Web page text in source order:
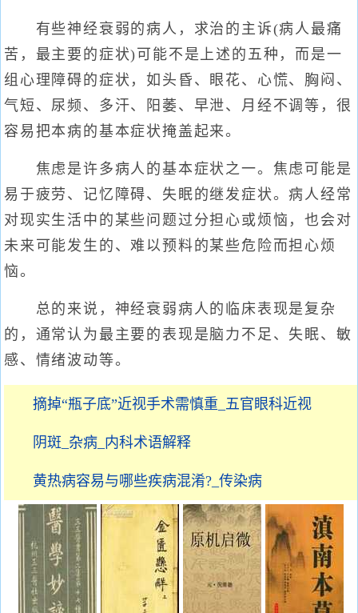
有些神经衰弱的病人，求治的主诉(病人最痛
苦，最主要的症状)可能不是上述的五种，而是一
组心理障碍的症状，如头昏、眼花、心慌、胸闷、
气短、尿频、多汗、阳萎、早泄、月经不调等，很
容易把本病的基本症状掩盖起来。
焦虑是许多病人的基本症状之一。焦虑可能是
易于疲劳、记忆障碍、失眠的继发症状。病人经常
对现实生活中的某些问题过分担心或烦恼，也会对
未来可能发生的、难以预料的某些危险而担心烦
恼。
总的来说，神经衰弱病人的临床表现是复杂
的，通常认为最主要的表现是脑力不足、失眠、敏
感、情绪波动等。
摘掉“瓶子底”近视手术需慎重_五官眼科近视
阴斑_杂病_内科术语解释
黄热病容易与哪些疾病混淆?_传染病